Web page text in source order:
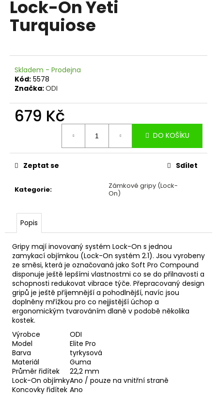
Lock-On Yeti
Turquiose
Skladem - Prodejna
Kód: 5578
Značka:ODI
679 Kč
DO KOŠÍKU
Kategorie:
Zámkové gripy (Lock-
On)
Zeptat se Sdílet
Popis
Gripy mají inovovaný systém Lock-On s jednou
zamykací objímkou (Lock-On systém 2.1). Jsou vyrobeny
ze směsi, která je označovaná jako Soft Pro Compound
disponuje ještě lepšími vlastnostmi co se do přilnavosti a
schopnosti redukovat vibrace týče. Přepracovaný design
gripů je ještě příjemnější a pohodlnější, navíc jsou
doplněny mřížkou pro co nejjistější úchop a
ergonomickým tvarováním dlaně v podobě několika
kostek.
Výrobce
ODI
Model
Elite Pro
Barva
tyrkysová
Materiál
Guma
Průměr řidítek
22,2 mm
Lock-On objímkyAno / pouze na vnitřní straně
Koncovky řidítek Ano
a
j
D
o
o
u
e
m
e
BOTY
FLR
CONGO
PRO
DIAL
BLACK
1
990
Kč